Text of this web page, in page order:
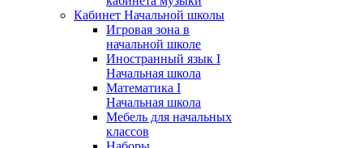
Кабинет Начальной школы
Игровая зона в
начальной школе
Иностранный язык I
Начальная школа
Математика I
Начальная школа
Мебель для начальных
классов